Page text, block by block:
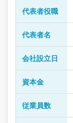
代表者役職
代表者名
会社設立日
資本金
従業員数